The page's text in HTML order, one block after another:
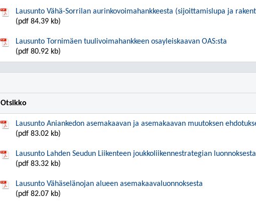
Lausunto Vähä-Sorrilan aurinkovoimahankkeesta (sijoittamislupa ja
(pdf 84.39 kb)
Lausunto Tornimäen tuulivoimahankkeen osayleiskaavan OAS:sta
(pdf 80.92 kb)
Otsikko
Lausunto Aniankedon asemakaavan ja asemakaavan muutoksen
(pdf 83.02 kb)
Lausunto Lahden Seudun Liikenteen joukkoliikennestrategian luonnoksesta
(pdf 83.32 kb)
Lausunto Vähäselänojan alueen asemakaavaluonnoksesta
(pdf 82.07 kb)